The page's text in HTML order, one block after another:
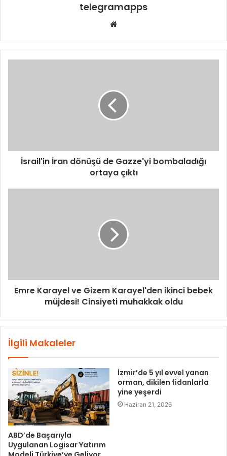
telegramapps
Web
İsrail'in İran dönüşü de Gazze'yi bombaladığı
ortaya çıktı
Emre Karayel ve Gizem Karayel'den ikinci bebek
müjdesi! Cinsiyeti muhakkak oldu
İlgili Makaleler
ABD’de Başarıyla
Uygulanan Logisar Yatırım
İzmir’de 5 yıl evvel yanan
orman, dikilen fidanlarla
yine yeşerdi
Haziran 21, 2026